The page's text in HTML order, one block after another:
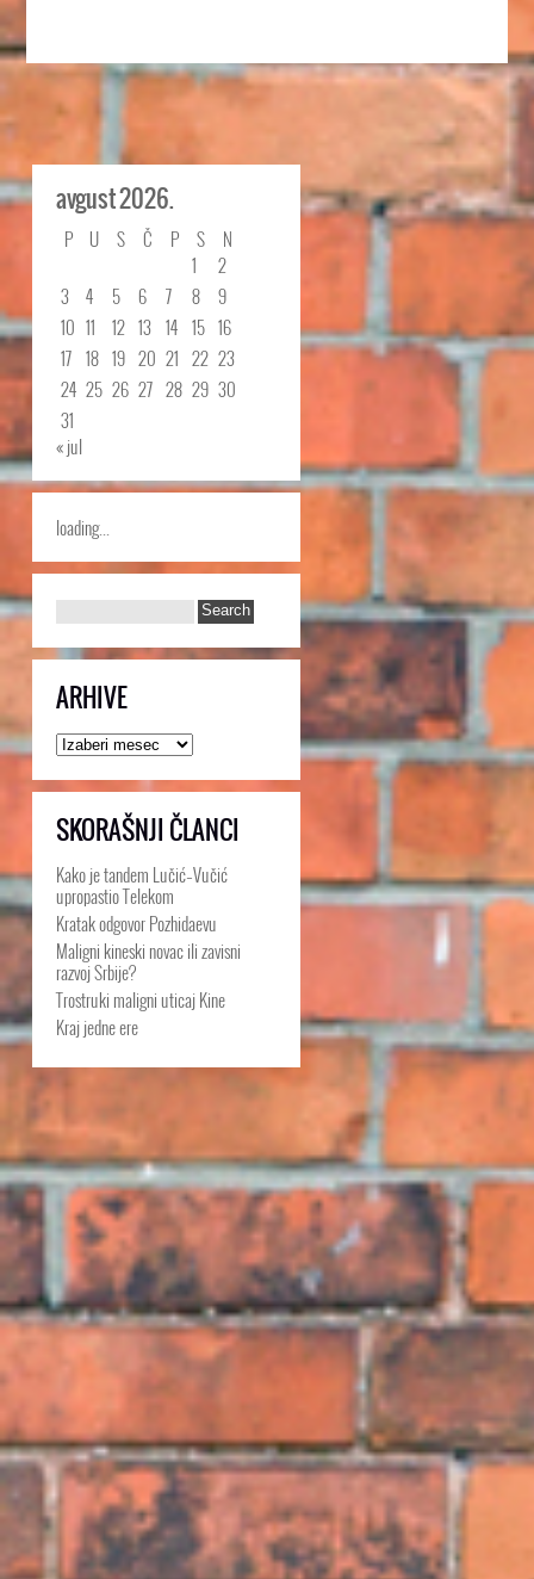
avgust 2026.
P U S Č P S
N
1
2
3
4 5 6 7 8
9
10 11 12 13 14 15 16
17 18 19 20 21 22 23
24 25 26 27 28 29 30
31
« jul
loading...
ARHIVE
Arhive
SKORAŠNJI ČLANCI
Kako je tandem Lučić–Vučić
upropastio Telekom
Kratak odgovor Pozhidaevu
Maligni kineski novac ili zavisni
razvoj Srbije?
Trostruki maligni uticaj Kine
Kraj jedne ere